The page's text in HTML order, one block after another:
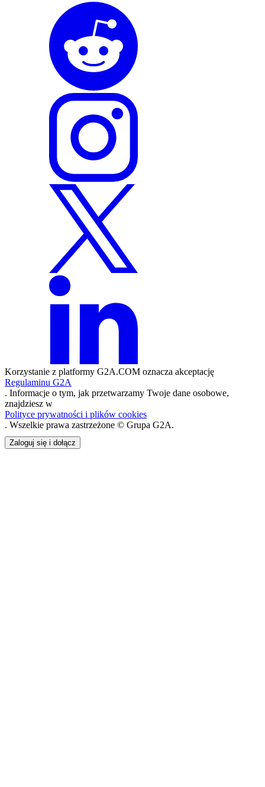
Korzystanie z platformy G2A.COM oznacza akceptację
Regulaminu G2A
. Informacje o tym, jak przetwarzamy Twoje dane osobowe,
znajdziesz w
Polityce prywatności i plików cookies
. Wszelkie prawa zastrzeżone © Grupa G2A.
Zaloguj się i dołącz